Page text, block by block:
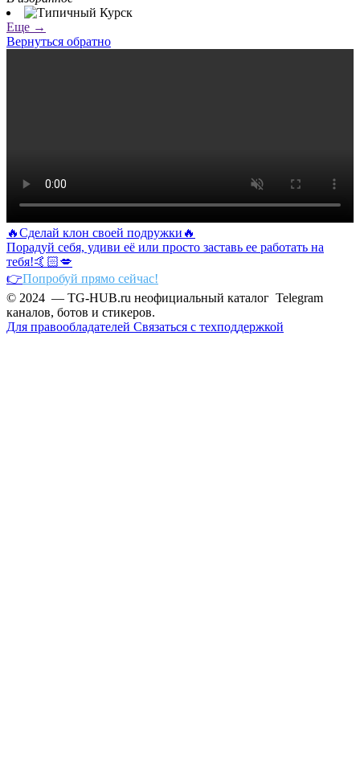
Еще →
Вернуться обратно
🔥Сделай клон своей подружки🔥
Порадуй себя, удиви её или просто заставь ее работать на
тебя!🤙🏻💋
👉Попробуй прямо сейчас!
© 2024 — TG-HUB.ru неофициальный каталог Telegram
каналов, ботов и стикеров.
Для правообладателей Связаться с техподдержкой